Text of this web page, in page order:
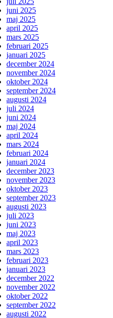
juni 2025
maj 2025
april 2025
mars 2025
februari 2025
januari 2025
december 2024
november 2024
oktober 2024
september 2024
augusti 2024
juli 2024
juni 2024
maj 2024
april 2024
mars 2024
februari 2024
januari 2024
december 2023
november 2023
oktober 2023
september 2023
augusti 2023
juli 2023
juni 2023
maj 2023
april 2023
mars 2023
februari 2023
januari 2023
december 2022
november 2022
oktober 2022
september 2022
augusti 2022